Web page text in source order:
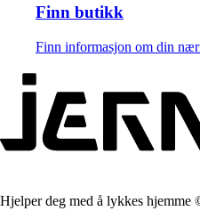
Finn butikk
Finn informasjon om din
Hjelper deg med å lykkes hjemme